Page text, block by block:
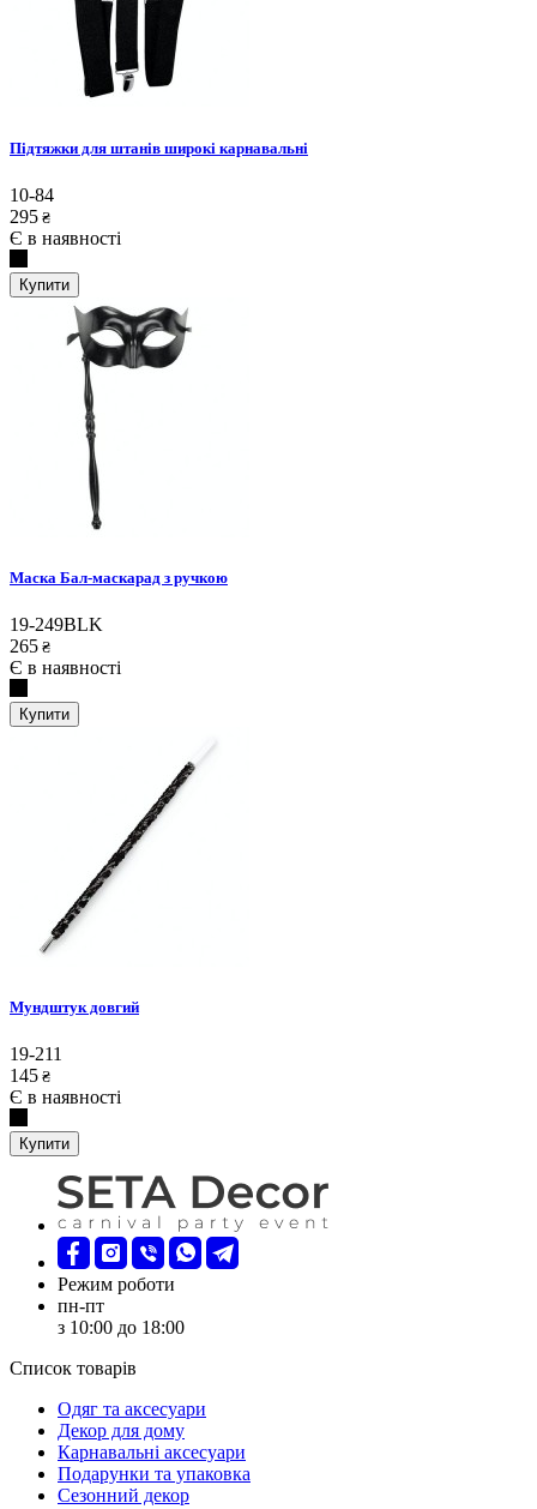
Підтяжки для штанів широкі карнавальні
10-84
295 ₴
Є в наявності
Купити
Маска Бал-маскарад з ручкою
19-249BLK
265 ₴
Є в наявності
Купити
Мундштук довгий
19-211
145 ₴
Є в наявності
Купити
Режим роботи
пн-пт
з 10:00 до 18:00
Список товарів
Oдяг та аксесуари
Декор для дому
Карнавальні аксесуари
Подарунки та упаковка
Сезонний декор